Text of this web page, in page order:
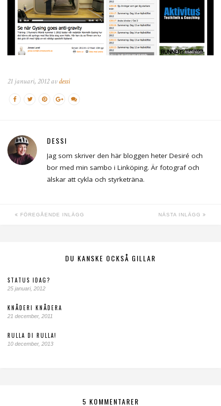
21 januari, 2012 avdessi
DESSI
Jag som skriver den här bloggen heter Desiré och
bor med min sambo i Linköping. Är fotograf och
älskar att cykla och styrketräna.
FÖREGÅENDE INLÄGG NÄSTA INLÄGG
DU KANSKE OCKSÅ GILLAR
STATUS IDAG?
25 januari, 2012
KNÅDERI KNÅDERA
21 december, 2011
RULLA DI RULLA!
10 december, 2013
5 KOMMENTARER